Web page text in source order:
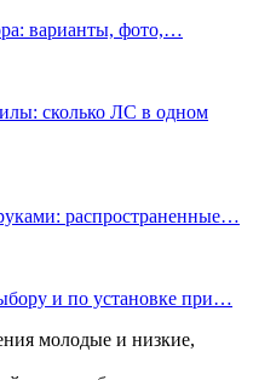
варианты, фото,…
сколько ЛС в одном
распространенные…
и по установке при…
молодые и низкие,